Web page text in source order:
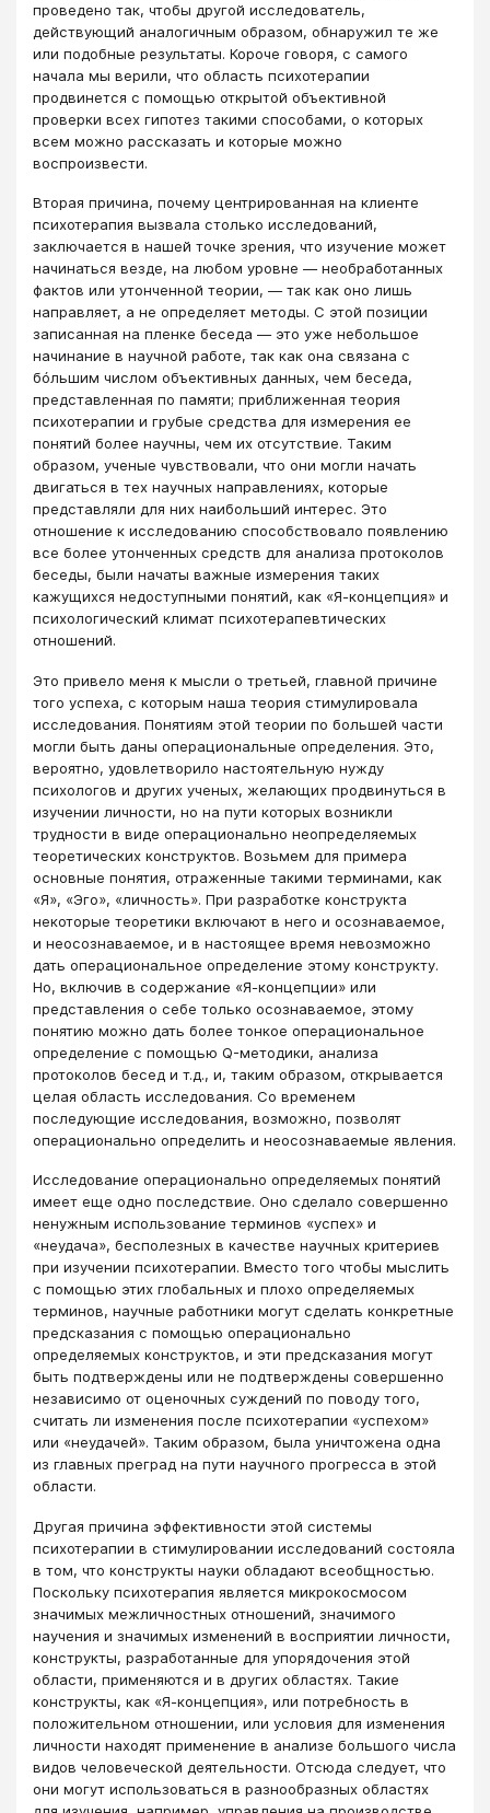
проведено так, чтобы другой исследователь,
действующий аналогичным образом, обнаружил те же
или подобные результаты. Короче говоря, с самого
начала мы верили, что область психотерапии
продвинется с помощью открытой объективной
проверки всех гипотез такими способами, о которых
всем можно рассказать и которые можно
воспроизвести.
Вторая причина, почему центрированная на клиенте
психотерапия вызвала столько исследований,
заключается в нашей точке зрения, что изучение может
начинаться везде, на любом уровне ― необработанных
фактов или утонченной теории, ― так как оно лишь
направляет, а не определяет методы. С этой позиции
записанная на пленке беседа ― это уже небольшое
начинание в научной работе, так как она связана с
бóльшим числом объективных данных, чем беседа,
представленная по памяти; приближенная теория
психотерапии и грубые средства для измерения ее
понятий более научны, чем их отсутствие. Таким
образом, ученые чувствовали, что они могли начать
двигаться в тех научных направлениях, которые
представляли для них наибольший интерес. Это
отношение к исследованию способствовало появлению
все более утонченных средств для анализа протоколов
беседы, были начаты важные измерения таких
кажущихся недоступными понятий, как «Я-концепция» и
психологический климат психотерапевтических
отношений.
Это привело меня к мысли о третьей, главной причине
того успеха, с которым наша теория стимулировала
исследования. Понятиям этой теории по большей части
могли быть даны операциональные определения. Это,
вероятно, удовлетворило настоятельную нужду
психологов и других ученых, желающих продвинуться в
изучении личности, но на пути которых возникли
трудности в виде операционально неопределяемых
теоретических конструктов. Возьмем для примера
основные понятия, отраженные такими терминами, как
«Я», «Эго», «личность». При разработке конструкта
некоторые теоретики включают в него и осознаваемое,
и неосознаваемое, и в настоящее время невозможно
дать операциональное определение этому конструкту.
Но, включив в содержание «Я-концепции» или
представления о себе только осознаваемое, этому
понятию можно дать более тонкое операциональное
определение с помощью Q-методики, анализа
протоколов бесед и т.д., и, таким образом, открывается
целая область исследования. Со временем
последующие исследования, возможно, позволят
операционально определить и неосознаваемые явления.
Исследование операционально определяемых понятий
имеет еще одно последствие. Оно сделало совершенно
ненужным использование терминов «успех» и
«неудача», бесполезных в качестве научных критериев
при изучении психотерапии. Вместо того чтобы мыслить
с помощью этих глобальных и плохо определяемых
терминов, научные работники могут сделать конкретные
предсказания с помощью операционально
определяемых конструктов, и эти предсказания могут
быть подтверждены или не подтверждены совершенно
независимо от оценочных суждений по поводу того,
считать ли изменения после психотерапии «успехом»
или «неудачей». Таким образом, была уничтожена одна
из главных преград на пути научного прогресса в этой
области.
Другая причина эффективности этой системы
психотерапии в стимулировании исследований состояла
в том, что конструкты науки обладают всеобщностью.
Поскольку психотерапия является микрокосмосом
значимых межличностных отношений, значимого
научения и значимых изменений в восприятии личности,
конструкты, разработанные для упорядочения этой
области, применяются и в других областях. Такие
конструкты, как «Я-концепция», или потребность в
положительном отношении, или условия для изменения
личности находят применение в анализе большого числа
видов человеческой деятельности. Отсюда следует, что
они могут использоваться в разнообразных областях